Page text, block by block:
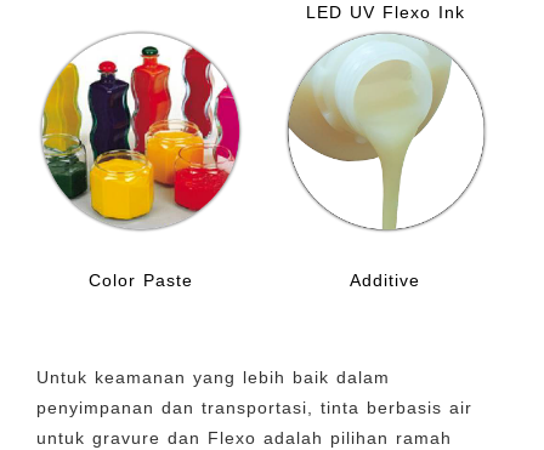
LED UV Flexo Ink
Color Paste Additive
Untuk keamanan yang lebih baik dalam
penyimpanan dan transportasi, tinta berbasis air
untuk gravure dan Flexo adalah pilihan ramah